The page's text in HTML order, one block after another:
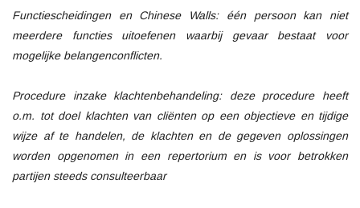
Functiescheidingen en Chinese Walls: één persoon kan niet
meerdere functies uitoefenen waarbij gevaar bestaat voor
mogelijke belangenconflicten.
Procedure inzake klachtenbehandeling: deze procedure heeft
o.m. tot doel klachten van cliënten op een objectieve en tijdige
wijze af te handelen, de klachten en de gegeven oplossingen
worden opgenomen in een repertorium en is voor betrokken
partijen steeds consulteerbaar